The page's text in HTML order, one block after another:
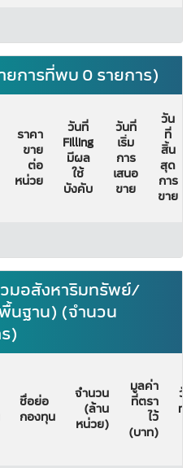
ยการที่พบ 0 รายการ)
ราคา
ขาย
ต่อ
หน่วย
วันที่
Filling
มีผล
ใช้
บังคับ
วันที่
เริ่ม
การ
เสนอ
ขาย
วัน
ที่
สิ้น
สุด
การ
ขาย
มอสังหาริมทรัพย์/
นฐาน) (จำนวน
)
ชื่อย่อ
กองทุน
จำนวน
(ล้าน
หน่วย)
มูลค่า
ที่ตรา
ไว้
(บาท)
วั
ท